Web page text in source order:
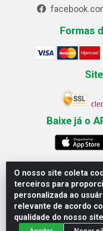
O nosso site coleta
terceiros para
personalizada ao
relevante de acordo
qualidade do nosso
Formas
Baixe já o
Esperança Nordeste -
Estância - Recife /